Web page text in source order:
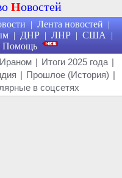
Новостей
| Лента новостей |
| ДНР | ЛНР | США |
Помощь
| Итоги 2025 года |
| Прошлое (История) |
в соцсетях